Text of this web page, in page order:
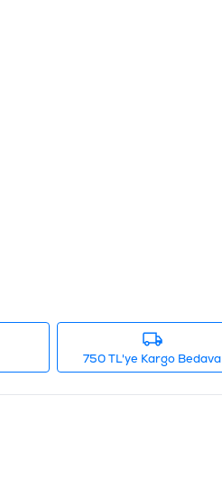
750 TL'ye Kargo Bedava